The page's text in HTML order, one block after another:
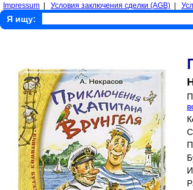
Impressum Условия заключения сделки (AGB)
Я ищу: